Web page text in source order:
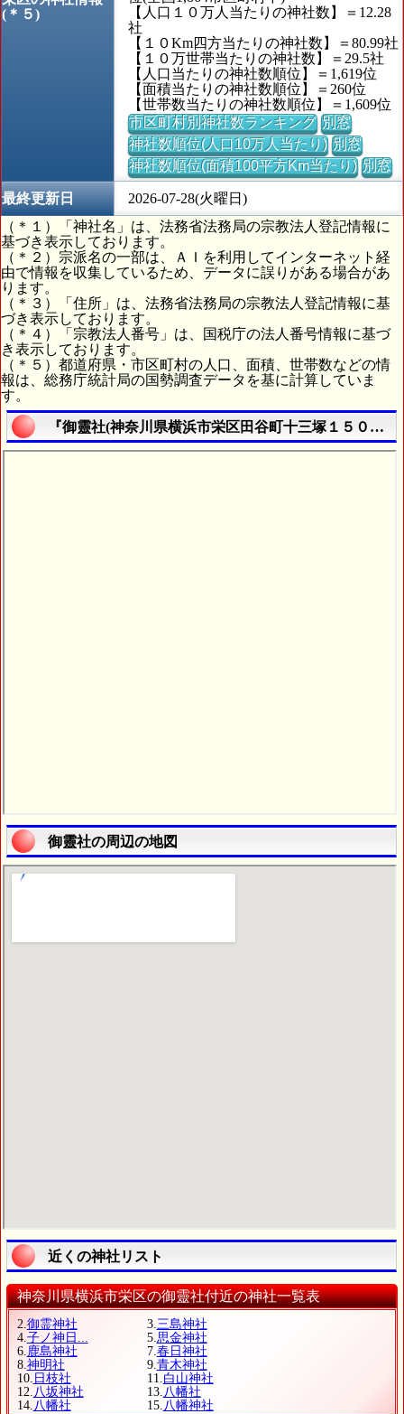
(＊５)
【人口１０万人当たりの神社数】＝12.28
社
【１０Km四方当たりの神社数】＝80.99社
【１０万世帯当たりの神社数】＝29.5社
【人口当たりの神社数順位】＝1,619位
【面積当たりの神社数順位】＝260位
【世帯数当たりの神社数順位】＝1,609位
市区町村別神社数ランキング 別窓
神社数順位(人口10万人当たり) 別窓
神社数順位(面積100平方Km当たり) 別窓
最終更新日
2026-07-28(火曜日)
（＊１）「神社名」は、法務省法務局の宗教法人登記情報に
基づき表示しております。
（＊２）宗派名の一部は、ＡＩを利用してインターネット経
由で情報を収集しているため、データに誤りがある場合があ
ります。
（＊３）「住所」は、法務省法務局の宗教法人登記情報に基
づき表示しております。
（＊４）「宗教法人番号」は、国税庁の法人番号情報に基づ
き表示しております。
（＊５）都道府県・市区町村の人口、面積、世帯数などの情
報は、総務庁統計局の国勢調査データを基に計算していま
す。
『御靈社(神奈川県横浜市栄区田谷町十三塚１５０６
御靈社の周辺の地図
近くの神社リスト
神奈川県横浜市栄区の御靈社付近の神社一覧表
2.御霊神社 3.三島神社
4.子ノ神日... 5.思金神社
6.鹿島神社 7.春日神社
8.神明社 9.青木神社
10. 日枝社 11.白山神社
12.八坂神社 13.八幡社
14.八幡社 15.八幡神社